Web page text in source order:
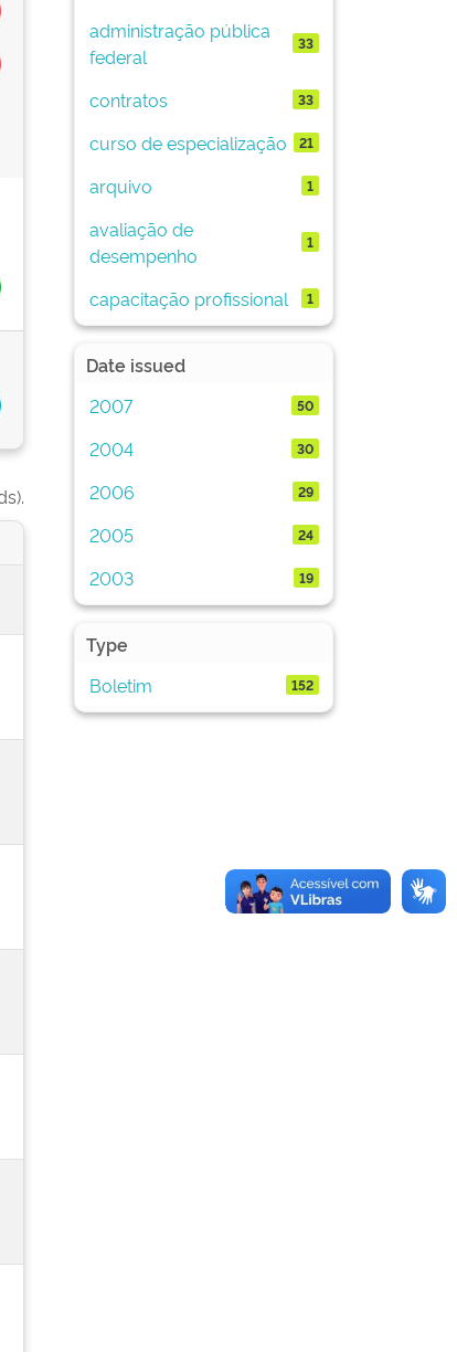
administração pública
federal
33
contratos 33
curso de especialização 21
arquivo 1
avaliação de
desempenho
1
capacitação profissional 1
Date issued
2007
50
2004 30
2006 29
2005 24
2003 19
Type
Boletim
152